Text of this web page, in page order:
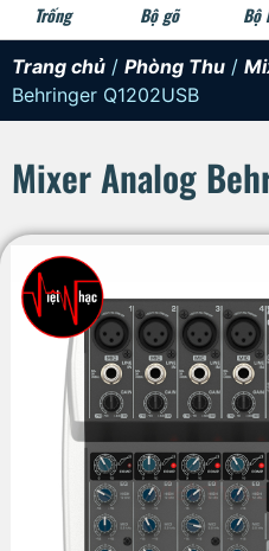
Trống Bộ gõ Bộ
Trang chủ / Phòng Thu /
Behringer Q1202USB
Mixer Analog